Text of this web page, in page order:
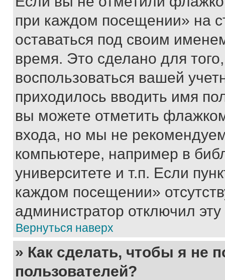
при каждом посещении» на
оставаться под своим
время. Это сделано для
воспользоваться вашей
приходилось вводить имя
вы можете отметить
входа, но мы не
компьютере, например в
университете и т.п. Если
каждом посещении»
администратор отключил
Вернуться наверх
» Как сделать, чтобы я не
пользователей?